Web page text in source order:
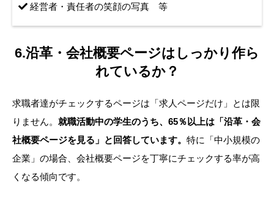
経営者・責任者の笑顔の写真 等
6.沿革・会社概要ページはしっかり作ら
れているか？
求職者達がチェックするページは「求人ページだけ」とは限
りません。 就職活動中の学生のうち、65％以上は「沿革・会
社概要ページを見る」と回答しています。 特に「中小規模の
企業」の場合、会社概要ページを丁寧にチェックする率が高
くなる傾向です。